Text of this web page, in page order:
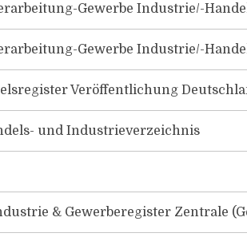
Gewerbe Industrie/-
Gewerbe Industrie/-
Veröffentlichung
und Industrieverzeichnis
& Gewerberegister Zentrale